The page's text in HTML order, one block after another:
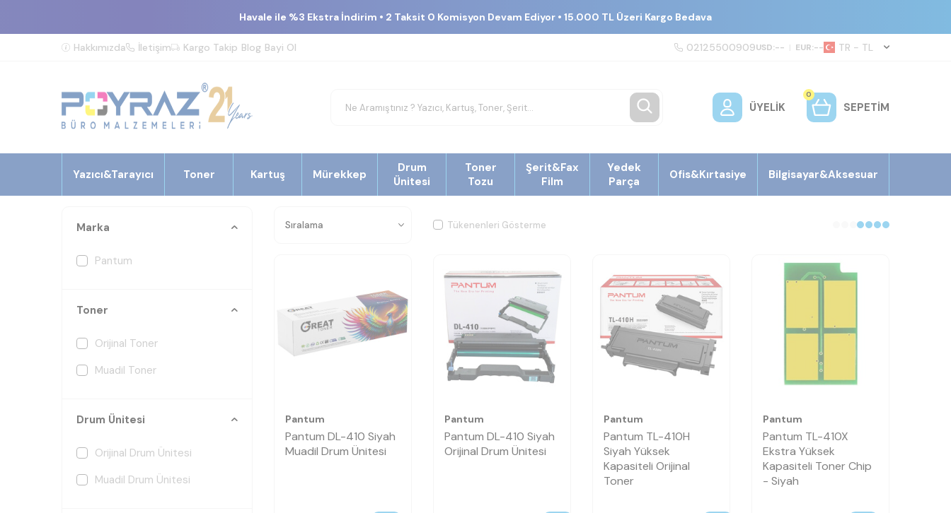
Havale ile %3 Ekstra İndirim • 2 Taksit 0 Komisyon Devam Ediyor • 15.000 TL Üzeri Kargo Bedava
Hakkımızda İletişim Kargo Takip Blog Bayi Ol 02125500909USD:-- | EUR:-- TR − TL
ÜYELIK
0
SEPETIM
Yazıcı&Tarayıcı Toner Kartuş Mürekkep
Drum
Ünitesi
Toner
Tozu
Şerit&Fax
Film
Yedek
Parça
Ofis&Kırtasiye Bilgisayar&Aksesuar
Marka
Pantum
Toner
Orijinal Toner
Muadil Toner
Drum Ünitesi
Orijinal Drum Ünitesi
Muadil Drum Ünitesi
Tükenenleri Gösterme
Pantum
Pantum DL-410 Siyah
Muadil Drum Ünitesi
Pantum
Pantum DL-410 Siyah
Orijinal Drum Ünitesi
Pantum
Pantum TL-410H
Siyah Yüksek
Kapasiteli Orijinal
Toner
Pantum
Pantum TL-410X
Ekstra Yüksek
Kapasiteli Toner Chip
- Siyah